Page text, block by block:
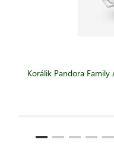
Korálik Pandora